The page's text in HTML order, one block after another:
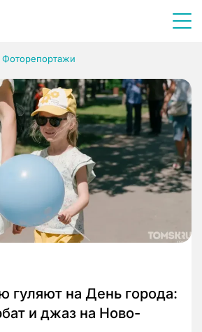
Фоторепортажи
гуляют на День города:
и джаз на Ново-